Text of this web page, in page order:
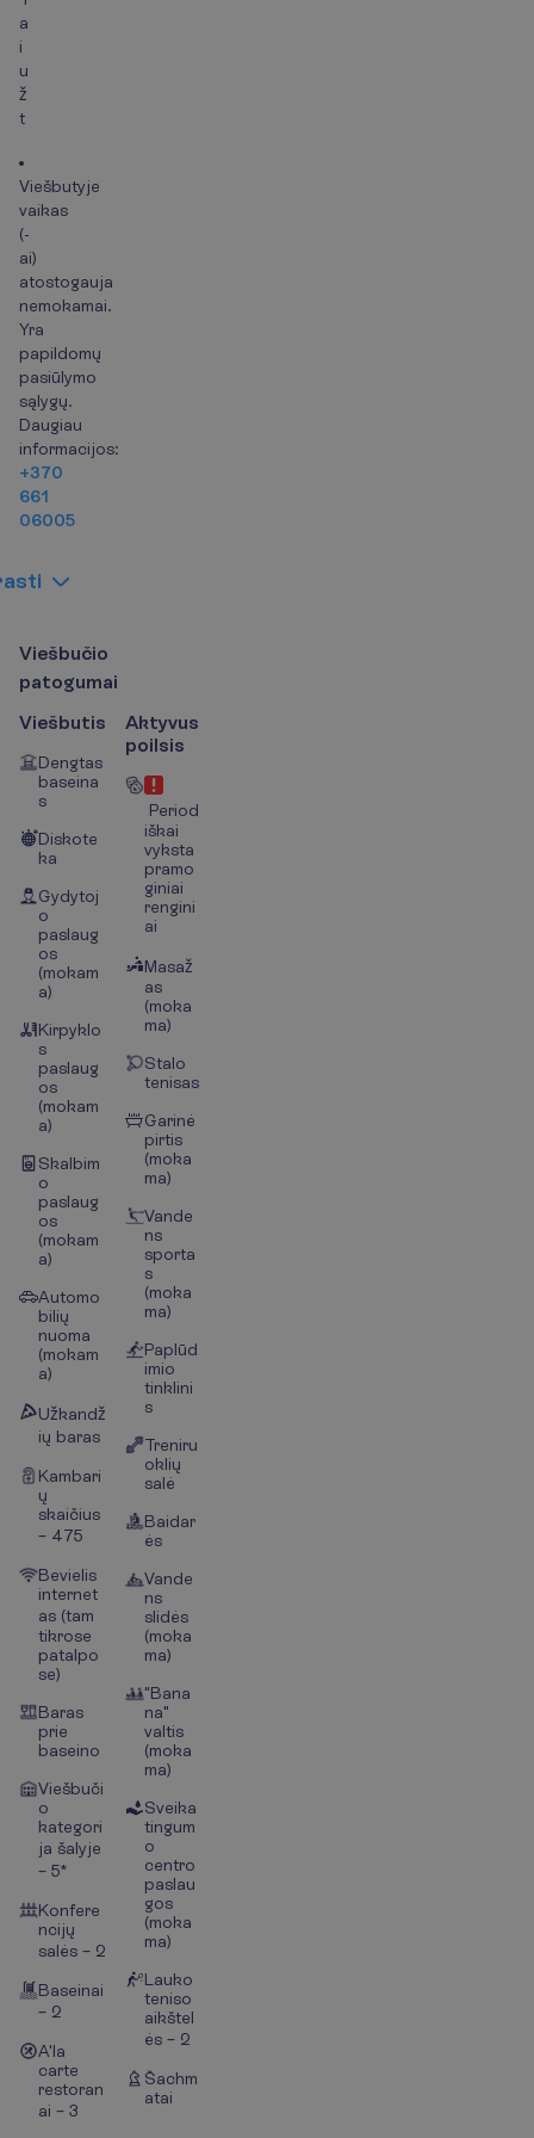
a
i
u
ž
t
Viešbutyje
vaikas
(-
ai)
atostogauja
nemokamai.
Yra
papildomų
pasiūlymo
sąlygų.
Daugiau
informacijos:
+370
661
06005
asti
Viešbučio
patogumai
Viešbutis
Dengtas
baseina
s
Diskote
ka
Gydytoj
o
paslaug
os
(mokam
a)
Kirpyklo
s
paslaug
os
(mokam
a)
Skalbim
o
paslaug
os
(mokam
a)
Automo
bilių
nuoma
(mokam
a)
Užkandž
ių baras
Kambari
ų
skaičius
– 475
Bevielis
internet
as (tam
tikrose
patalpo
se)
Baras
prie
baseino
Viešbuči
o
kategori
ja šalyje
– 5*
Konfere
ncijų
salės – 2
Baseinai
– 2
A'la
carte
restoran
ai – 3
Aktyvus
poilsis
Period
iškai
vyksta
pramo
giniai
rengini
ai
Masaž
as
(moka
ma)
Stalo
tenisas
Garinė
pirtis
(moka
ma)
Vande
ns
sporta
s
(moka
ma)
Paplūd
imio
tinklini
s
Treniru
oklių
salė
Baidar
ės
Vande
ns
slidės
(moka
ma)
"Bana
na"
valtis
(moka
ma)
Sveika
tingum
o
centro
paslau
gos
(moka
ma)
Lauko
teniso
aikštel
ės – 2
Šachm
atai